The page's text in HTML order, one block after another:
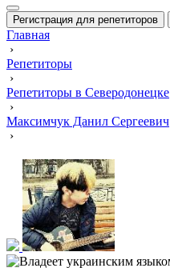
Регистрация для репетиторов
Главная
›
Репетиторы
›
Репетиторы в Северодонецке
›
Максимчук Данил Сергеевич
›